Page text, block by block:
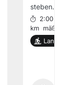
steben.de
2:00 h
km mäßig